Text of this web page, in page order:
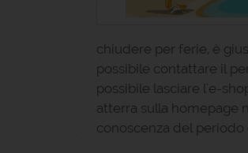
chiudere per ferie, è
possibile contattare il
possibile lasciare l'e-
atterra sulla homepage
conoscenza del